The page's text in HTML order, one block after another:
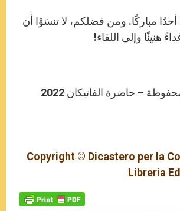
مباركًا. ومن فضلكم، لا تنسَوْا أن
هنيئًا وإلى اللقاء!
– حاضرة الفاتيكان 2022
Copyright © Dicastero per la
Libreria